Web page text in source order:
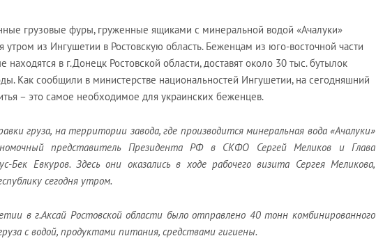
грузовые фуры, груженные ящиками с минеральной водой «Ачалуки»
утром из Ингушетии в Ростовскую область. Беженцам из юго-восточной части
находятся в г.Донецк Ростовской области, доставят около 30 тыс. бутылок
Как сообщили в министерстве национальностей Ингушетии, на сегодняшний
– это самое необходимое для украинских беженцев.
груза, на территории завода, где производится минеральная вода «Ачалуки»
представитель Президента РФ в СКФО Сергей Меликов и Глава
Бек Евкуров. Здесь они оказались в ходе рабочего визита Сергея Меликова,
сегодня утром.
в г.Аксай Ростовской области было отправлено 40 тонн комбинированного
с водой, продуктами питания, средствами гигиены.